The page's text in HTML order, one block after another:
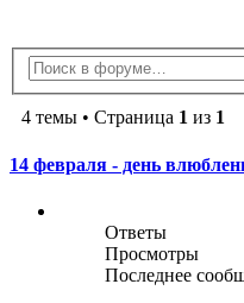
4 темы • Страница 1 из 1
14 февраля - день
Ответы
Просмотры
Последнее